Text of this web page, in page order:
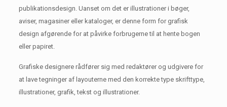
publikationsdesign. Uanset om det er illustrationer i bøger,
aviser, magasiner eller kataloger, er denne form for grafisk
design afgørende for at påvirke forbrugerne til at hente bogen
eller papiret.
Grafiske designere rådfører sig med redaktører og udgivere for
at lave tegninger af layouterne med den korrekte type skrifttype,
illustrationer, grafik, tekst og illustrationer.